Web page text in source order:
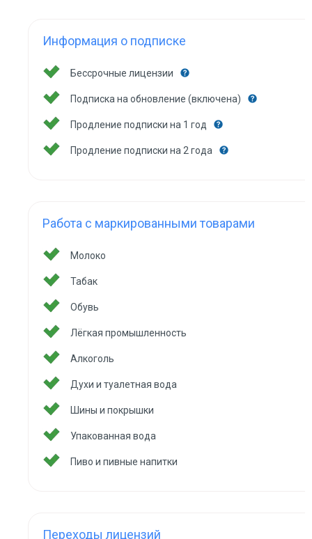
Информация о подписке
Бессрочные лицензии
Подписка на обновление (включена)
Продление подписки на 1 год
Продление подписки на 2 года
Работа с маркированными товарами
Молоко
Табак
Обувь
Лёгкая промышленность
Алкоголь
Духи и туалетная вода
Шины и покрышки
Упакованная вода
Пиво и пивные напитки
Переходы лицензий